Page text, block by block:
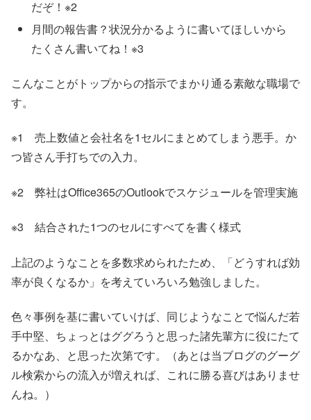
だぞ！※2
月間の報告書？状況分かるように書いてほしいから
たくさん書いてね！※3
こんなことがトップからの指示でまかり通る素敵な職場で
す。
※1 売上数値と会社名を1セルにまとめてしまう悪手。か
つ皆さん手打ちでの入力。
※2 弊社はOffice365のOutlookでスケジュールを管理実施
※3 結合された1つのセルにすべてを書く様式
上記のようなことを多数求められたため、「どうすれば効
率が良くなるか」を考えていろいろ勉強しました。
色々事例を基に書いていけば、同じようなことで悩んだ若
手中堅、ちょっとはググろうと思った諸先輩方に役にたて
るかなあ、と思った次第です。（あとは当ブログのグーグ
ル検索からの流入が増えれば、これに勝る喜びはありませ
んね。）